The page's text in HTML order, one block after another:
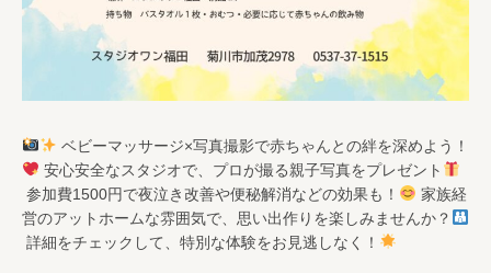
ベビーマッサージ×写真撮影で赤ちゃんとの絆を深めよう！
安心安全なスタジオで、プロが撮る親子写真をプレゼント
参加費1500円で夜泣き改善や便秘解消などの効果も！
家族経
営のアットホームな雰囲気で、思い出作りを楽しみませんか？
詳細をチェックして、特別な体験をお見逃しなく！